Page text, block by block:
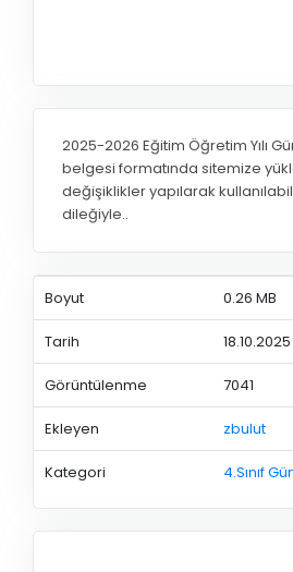
2025-2026 Eğitim Öğretim Yılı
belgesi formatında sitemize
değişiklikler yapılarak
dileğiyle..
Boyut 0.26 MB
Tarih 18.10.2025
Görüntülenme 7041
Ekleyen zbulut
Kategori 4.Sınıf